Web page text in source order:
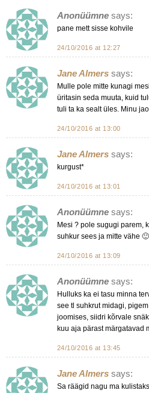
Anonüümne says:
pane mett sisse kohvile
24/10/2016 at 12:27
Jane Almers says:
Mulle pole mitte kunagi
üritasin seda muuta, kuid
tuli ta ka sealt üles. Minu
24/10/2016 at 13:00
Jane Almers says:
kurgust*
24/10/2016 at 13:01
Anonüümne says:
Mesi ? pole sugugi parem,
suhkur sees ja mitte vähe
24/10/2016 at 13:09
Anonüümne says:
Hulluks ka ei tasu minna
see tl suhkrut midagi,
joomises, siidri kõrvale
kuu aja pärast märgatavad
24/10/2016 at 13:45
Jane Almers says:
Sa räägid nagu ma